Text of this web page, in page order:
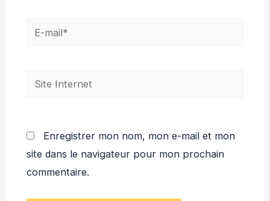
E-
Site
Enregistrer mon nom, mon e-mail et mon
site dans le navigateur pour mon prochain
commentaire.